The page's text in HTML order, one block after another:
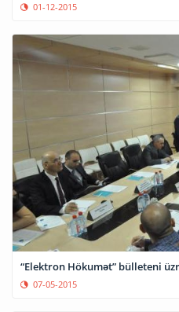
01-12-2015
“Elektron Hökumət” bülleteni
07-05-2015